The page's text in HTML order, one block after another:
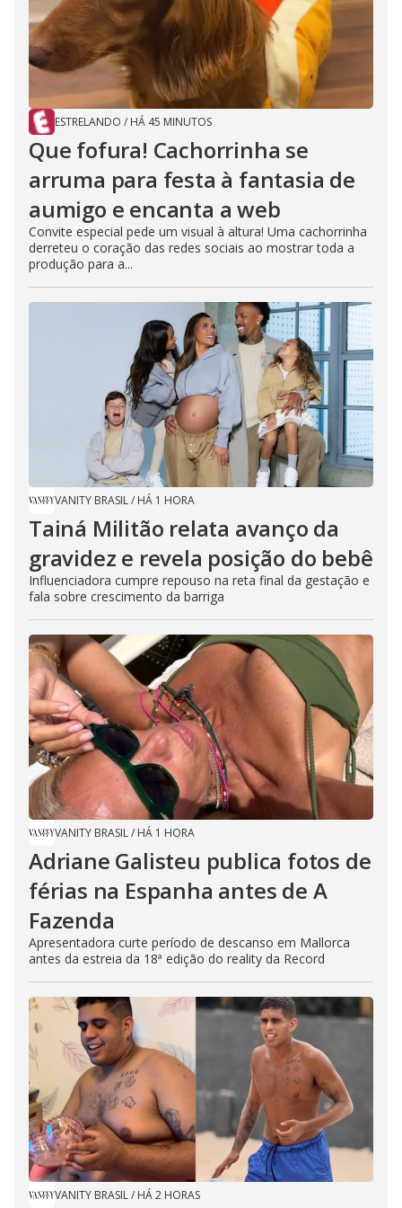
e
o
ESTRELANDO / HÁ 45 MINUTOS
Que fofura! Cachorrinha se
arruma para festa à fantasia de
aumigo e encanta a web
Convite especial pede um visual à altura! Uma cachorrinha
derreteu o coração das redes sociais ao mostrar toda a
produção para a...
VANITY BRASIL/ HÁ 1 HORA
Tainá Militão relata avanço da
gravidez e revela posição do bebê
Influenciadora cumpre repouso na reta final da gestação e
fala sobre crescimento da barriga
VANITY BRASIL/ HÁ 1 HORA
Adriane Galisteu publica fotos de
férias na Espanha antes de A
Fazenda
Apresentadora curte período de descanso em Mallorca
antes da estreia da 18ª edição do reality da Record
VANITY BRASIL/ HÁ 2 HORAS